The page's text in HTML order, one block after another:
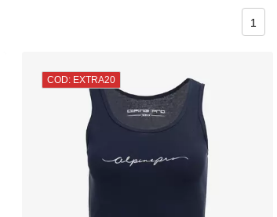
1
COD: EXTRA20